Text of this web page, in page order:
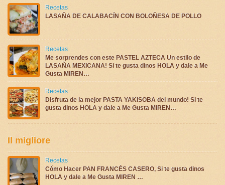
Recetas
LASAÑA DE CALABACÍN CON BOLOÑESA DE POLLO
Recetas
Me sorprendes con este PASTEL AZTECA Un estilo de
LASAÑA MEXICANA! Si te gusta dinos HOLA y dale a Me
Gusta MIREN…
Recetas
Disfruta de la mejor PASTA YAKISOBA del mundo! Si te
gusta dinos HOLA y dale a Me Gusta MIREN…
Il migliore
Recetas
Cómo Hacer PAN FRANCÉS CASERO, Si te gusta dinos
HOLA y dale a Me Gusta MIREN …